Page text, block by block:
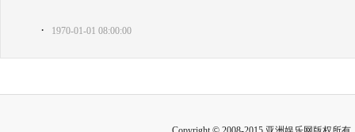
· 1970-01-01 08:00:00